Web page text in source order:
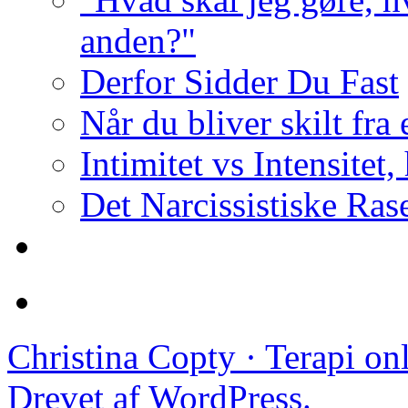
anden?"
Derfor Sidder Du Fast
Når du bliver skilt fra
Intimitet vs Intensitet,
Det Narcissistiske
Christina Copty · Terapi
Drevet af WordPress.